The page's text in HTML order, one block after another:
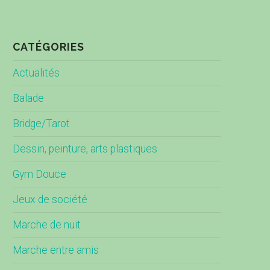
CATÉGORIES
Actualités
Balade
Bridge/Tarot
Dessin, peinture, arts plastiques
Gym Douce
Jeux de société
Marche de nuit
Marche entre amis